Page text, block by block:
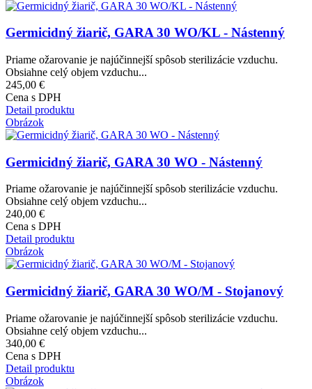
Germicidný žiarič, GARA 30 WO/KL - Nástenný
Priame ožarovanie je najúčinnejší spôsob sterilizácie vzduchu.
Obsiahne celý objem vzduchu...
245,00 €
Cena s DPH
Detail produktu
Obrázok
Germicidný žiarič, GARA 30 WO - Nástenný
Priame ožarovanie je najúčinnejší spôsob sterilizácie vzduchu.
Obsiahne celý objem vzduchu...
240,00 €
Cena s DPH
Detail produktu
Obrázok
Germicidný žiarič, GARA 30 WO/M - Stojanový
Priame ožarovanie je najúčinnejší spôsob sterilizácie vzduchu.
Obsiahne celý objem vzduchu...
340,00 €
Cena s DPH
Detail produktu
Obrázok